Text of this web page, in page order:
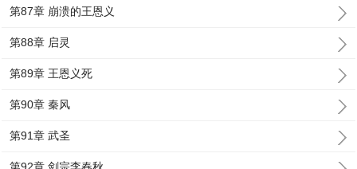
第87章 崩溃的王恩义
第88章 启灵
第89章 王恩义死
第90章 秦风
第91章 武圣